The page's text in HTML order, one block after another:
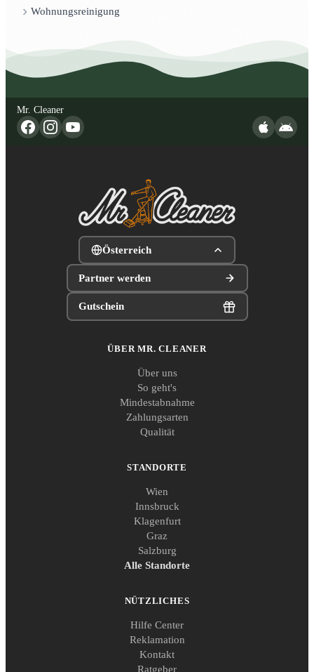
Wohnungsreinigung
Mr. Cleaner
Österreich
Partner werden
Gutschein
ÜBER MR. CLEANER
Über uns
So geht's
Mindestabnahme
Zahlungsarten
Qualität
STANDORTE
Wien
Innsbruck
Klagenfurt
Graz
Salzburg
Alle Standorte
NÜTZLICHES
Hilfe Center
Reklamation
Kontakt
Ratgeber